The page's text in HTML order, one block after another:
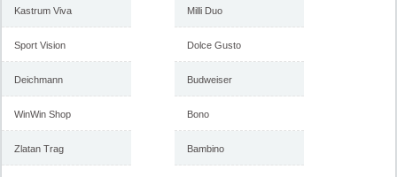
namestaja maj 2018
april 2018
-istekla akcija-
Kastrum Viva
Sport Vision
Deichmann
WinWin Shop
Zlatan Trag
Milli Duo
Dolce Gusto
Budweiser
Bono
Bambino